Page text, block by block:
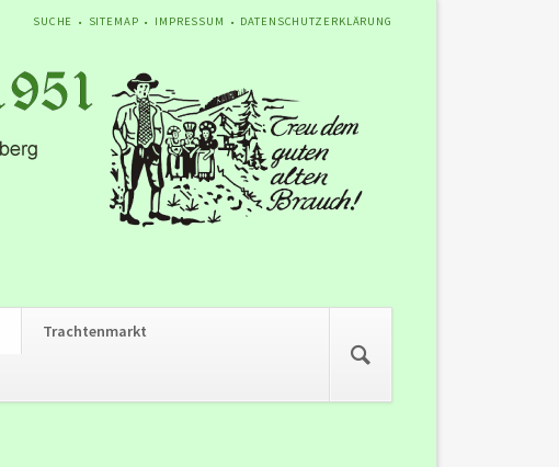
NAVIGATION
SUCHE SITEMAP IMPRESSUM DATENSCHUTZERKLÄRUNG
Trachtenmarkt